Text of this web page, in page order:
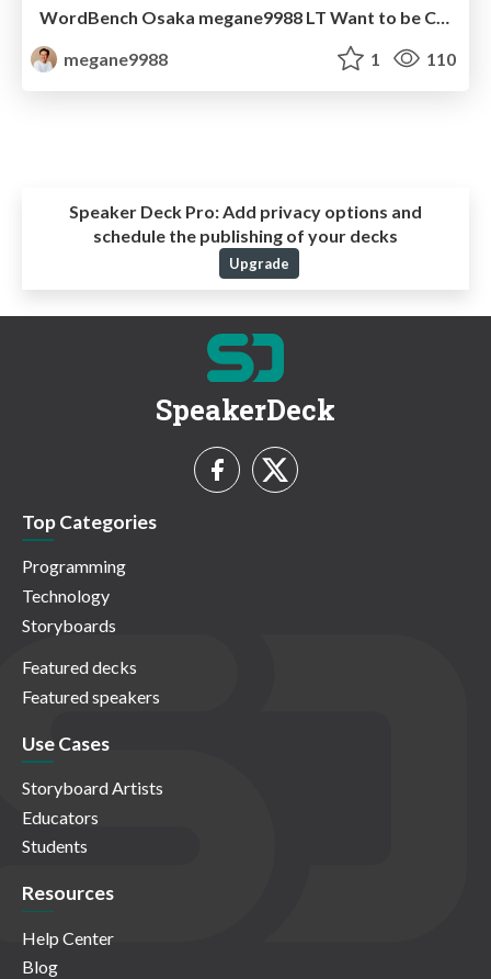
megane9988
1 110
Speaker Deck Pro:Add privacy options and
schedule the publishing of your decks
Upgrade
SpeakerDeck
Top Categories
Programming
Technology
Storyboards
Featured decks
Featured speakers
Use Cases
Storyboard Artists
Educators
Students
Resources
Help Center
Blog